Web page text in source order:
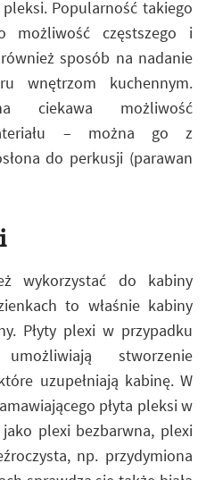
Popularność takiego
możliwość częstszego i
sposób na nadanie
wnętrzom kuchennym.
ciekawa możliwość
– można go z
do perkusji (parawan
wykorzystać do kabiny
to właśnie kabiny
Płyty plexi w przypadku
stworzenie
uzupełniają kabinę. W
płyta pleksi w
plexi bezbarwna, plexi
np. przydymiona